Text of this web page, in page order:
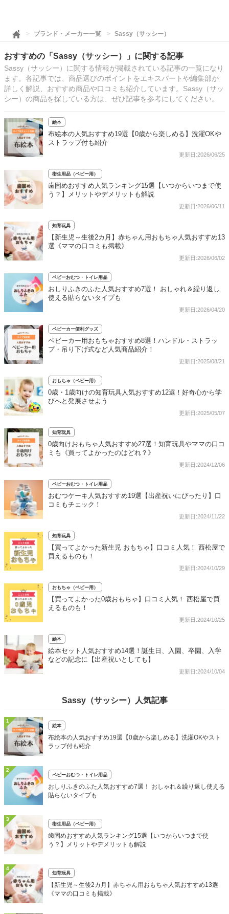
ブランド・メーカー一覧 Sassy（サッシー）
おすすめの「Sassy（サッシー）」に関する記事
Sassy（サッシー）に関する情報が掲載されている記事の一覧になり
ます。各記事では、商品選びのポイントをエキスパートや編集部が
詳しく解説、おすすめ商品や口コミも紹介しています。Sassy（サッ
シー）の商品を探している方は、ぜひ記事を参考にしてください。
絵本
布絵本の人気おすすめ19選【0歳から楽しめる】洗濯OKや
ストラップ付も紹介
更新日:2026/06/25
衛生用品（ベビー用）
歯固めおすすめ人気ランキング15選【いつからいつまで使
う？】メリットやデメリットも解説
更新日:2026/06/11
知育玩具
【新生児～生後2カ月】赤ちゃん用おもちゃ人気おすすめ13
選《ママの口コミも掲載》
更新日:2026/06/02
ベビーおむつ・トイレ用品
おしりふきのふた人気おすすめ7選！ おしゃれ＆繰り返し
使える貼らないタイプも
更新日:2026/04/20
ベビーカー便利グッズ
ベビーカー用おもちゃおすすめ8選！ハンドル・ストラッ
プ・吊り下げ式など人気商品紹介！
更新日:2025/08/21
おもちゃ（ベビー用）
0歳・1歳向けの知育玩具人気おすすめ12選！好奇心から学
びへと発展させよう
更新日:2025/05/07
知育玩具
0歳向けおもちゃ人気おすすめ27選！知育玩具やママの口コ
ミも《買ってよかったのはどれ？》
更新日:2024/12/06
ベビーおむつ・トイレ用品
おむつケーキ人気おすすめ19選【出産祝いにぴったり】口
コミもチェック！
更新日:2024/11/22
知育玩具
【買ってよかった新生児 おもちゃ】口コミ人気！ 西松屋で
買えるものも！
更新日:2024/10/29
おもちゃ（ベビー用）
【買ってよかった0歳おもちゃ】口コミ人気！ 西松屋で買
えるものも！
更新日:2024/10/25
絵本
絵本セット人気おすすめ14選！誕生日、入園、卒園、入学
などの記念に【出産祝いとしても】
更新日:2024/10/04
Sassy（サッシー）人気記事
1
絵本
布絵本の人気おすすめ19選【0歳から楽しめる】洗濯OKやスト
ラップ付も紹介
2
ベビーおむつ・トイレ用品
おしりふきのふた人気おすすめ7選！ おしゃれ＆繰り返し使える
貼らないタイプも
3
衛生用品（ベビー用）
歯固めおすすめ人気ランキング15選【いつからいつまで使
う？】メリットやデメリットも解説
4
知育玩具
【新生児～生後2カ月】赤ちゃん用おもちゃ人気おすすめ13選
《ママの口コミも掲載》